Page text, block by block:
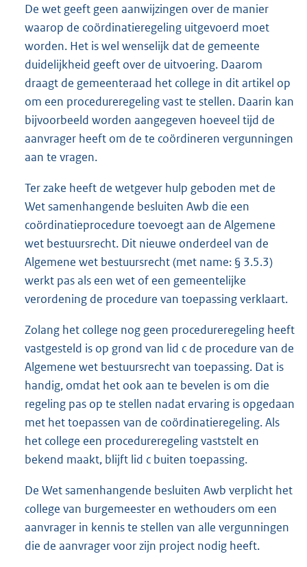
De wet geeft geen aanwijzingen over de manier
waarop de coördinatieregeling uitgevoerd moet
worden. Het is wel wenselijk dat de gemeente
duidelijkheid geeft over de uitvoering. Daarom
draagt de gemeenteraad het college in dit artikel op
om een procedureregeling vast te stellen. Daarin kan
bijvoorbeeld worden aangegeven hoeveel tijd de
aanvrager heeft om de te coördineren vergunningen
aan te vragen.
Ter zake heeft de wetgever hulp geboden met de
Wet samenhangende besluiten Awb die een
coördinatieprocedure toevoegt aan de Algemene
wet bestuursrecht. Dit nieuwe onderdeel van de
Algemene wet bestuursrecht (met name: § 3.5.3)
werkt pas als een wet of een gemeentelijke
verordening de procedure van toepassing verklaart.
Zolang het college nog geen procedureregeling heeft
vastgesteld is op grond van lid c de procedure van de
Algemene wet bestuursrecht van toepassing. Dat is
handig, omdat het ook aan te bevelen is om die
regeling pas op te stellen nadat ervaring is opgedaan
met het toepassen van de coördinatieregeling. Als
het college een procedureregeling vaststelt en
bekend maakt, blijft lid c buiten toepassing.
De Wet samenhangende besluiten Awb verplicht het
college van burgemeester en wethouders om een
aanvrager in kennis te stellen van alle vergunningen
die de aanvrager voor zijn project nodig heeft.